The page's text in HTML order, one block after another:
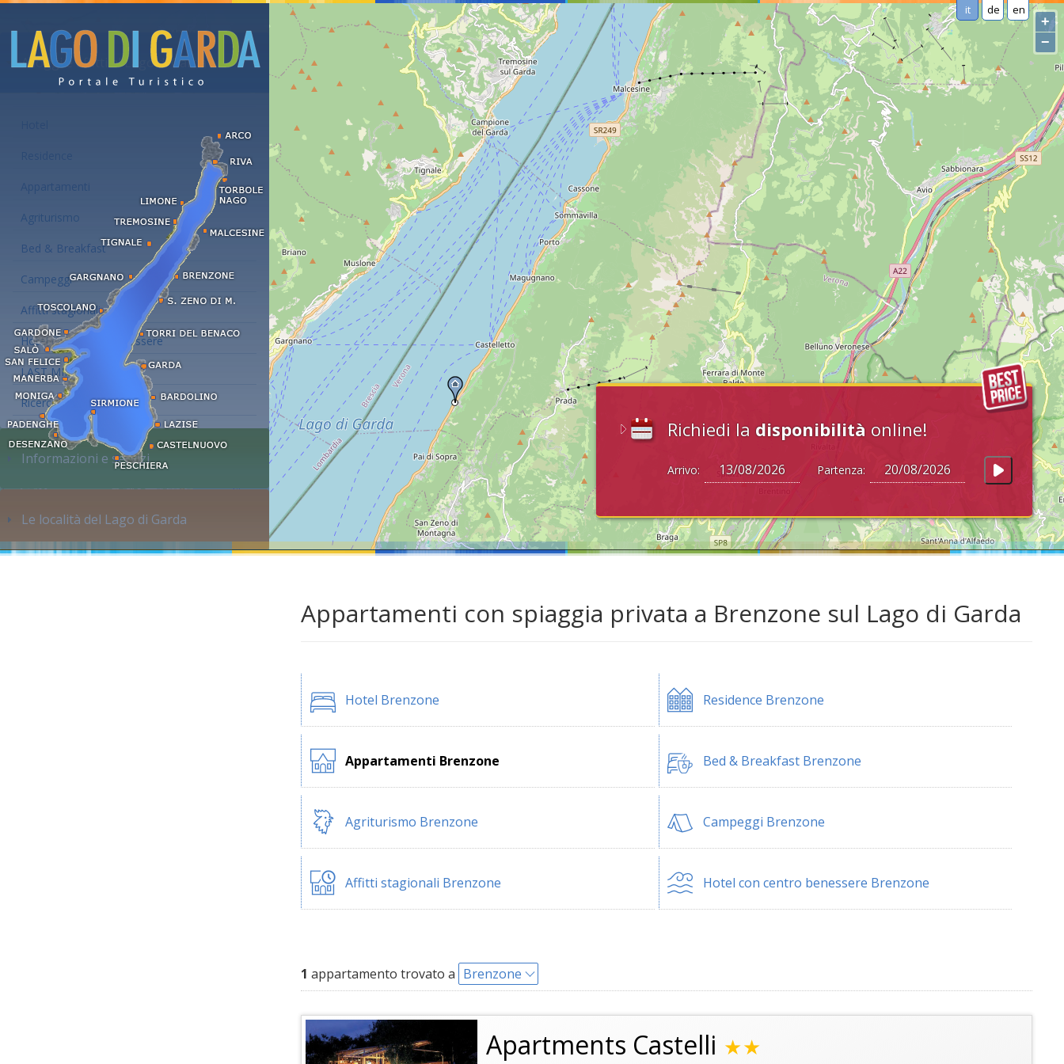
it de en
Richiedi la disponibilità online!
Arrivo: Partenza:
+
−
Alloggi e affitti al Lago di Garda
Appartamenti
Agriturismo
Bed & Breakfast
Campeggi
Affitti stagionali
Hotel con centro benessere
LAST MINUTE
Ricerca alloggi...
Informazioni e servizi
Le località del Lago di Garda
Appartamenti con spiaggia privata a Brenzone sul Lago di Garda
Hotel Brenzone Residence Brenzone
Appartamenti Brenzone Bed & Breakfast Brenzone
Agriturismo Brenzone Campeggi Brenzone
Affitti stagionali Brenzone Hotel con centro benessere Brenzone
1 appartamento trovato a Brenzone
Apartments Castelli ★★